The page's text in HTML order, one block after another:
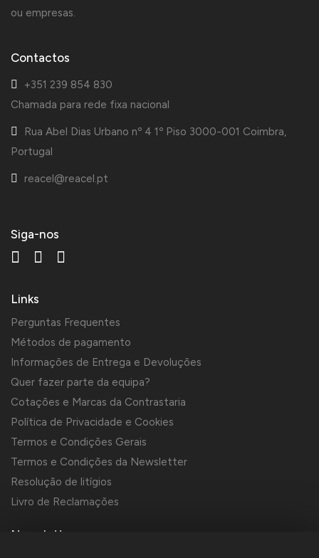
ou empresas.
Contactos
+351 239 854 830
Chamada para rede fixa nacional
Rua Abel Dias Urbano nº 4 1º Piso 3000-001 Coimbra,
Portugal
reacel@reacel.pt
Siga-nos
Links
Perguntas Frequentes
Métodos de pagamento
Informações de Entrega e Devoluções
Quer fazer parte da equipa?
Cotações e Marcas da Contrastaria
Política de Privacidade e Cookies
Termos e Condições Gerais
Termos e Condições da Newsletter
Resolução de litígios
Livro de Reclamações
Newsletter